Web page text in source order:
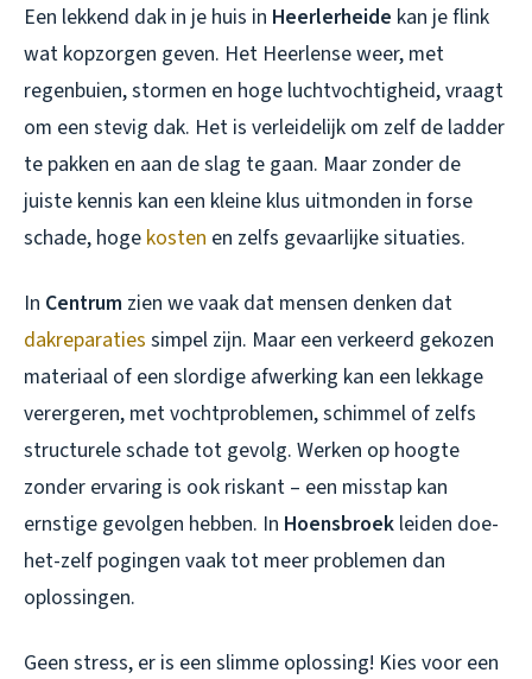
Een lekkend dak in je huis in Heerlerheide kan je flink
wat kopzorgen geven. Het Heerlense weer, met
regenbuien, stormen en hoge luchtvochtigheid, vraagt
om een stevig dak. Het is verleidelijk om zelf de ladder
te pakken en aan de slag te gaan. Maar zonder de
juiste kennis kan een kleine klus uitmonden in forse
schade, hoge kosten en zelfs gevaarlijke situaties.
In Centrum zien we vaak dat mensen denken dat
dakreparaties simpel zijn. Maar een verkeerd gekozen
materiaal of een slordige afwerking kan een lekkage
verergeren, met vochtproblemen, schimmel of zelfs
structurele schade tot gevolg. Werken op hoogte
zonder ervaring is ook riskant – een misstap kan
ernstige gevolgen hebben. In Hoensbroek leiden doe-
het-zelf pogingen vaak tot meer problemen dan
oplossingen.
Geen stress, er is een slimme oplossing! Kies voor een